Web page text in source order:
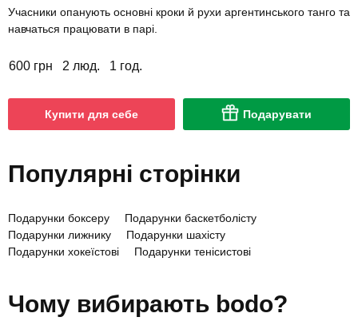
Учасники опанують основні кроки й рухи аргентинського танго та
навчаться працювати в парі.
600 грн 2 люд. 1 год.
Купити для себе Подарувати
Популярні сторінки
Подарунки боксеру
Подарунки баскетболісту
Подарунки лижнику
Подарунки шахісту
Подарунки хокеїстові
Подарунки тенісистові
Чому вибирають bodo?